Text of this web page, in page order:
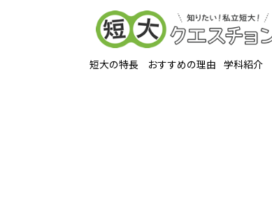
短大の特長 おすすめの理由 学科紹介